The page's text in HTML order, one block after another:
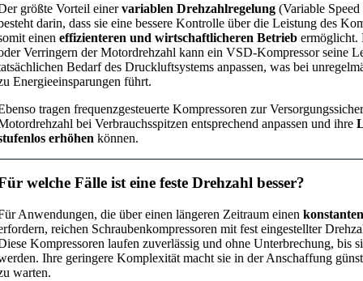
größte Vorteil einervariablen Drehzahlregelung (Variable
darin, dass sie eine bessere Kontrolle über die Leistung des
eineneffizienteren und wirtschaftlicheren Betrieb ermöglicht.
Verringern der Motordrehzahl kann ein VSD-Kompressor seine
Bedarf des Druckluftsystems anpassen, was bei
Energieeinsparungen führt.
tragen frequenzgesteuerte Kompressoren zur
bei Verbrauchsspitzen entsprechend anpassen und ihre
erhöhen können.
welche Fälle ist eine feste Drehzahl besser?
Anwendungen, die über einen längeren Zeitraum einen
reichen Schraubenkompressoren mit fest eingestellter
Kompressoren laufen zuverlässig und ohne Unterbrechung, bis
Ihre geringere Komplexität macht sie in der Anschaffung
warten.